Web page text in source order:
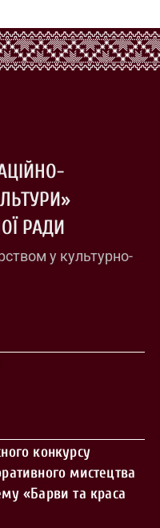
РАДИ
у культурно-
конкурсу
мистецтва
«Барви та краса